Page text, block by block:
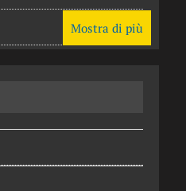
Mostra di più